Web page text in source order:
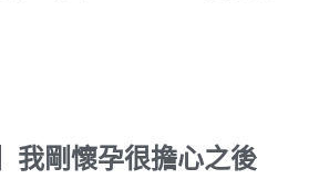
我剛懷孕很擔心之後